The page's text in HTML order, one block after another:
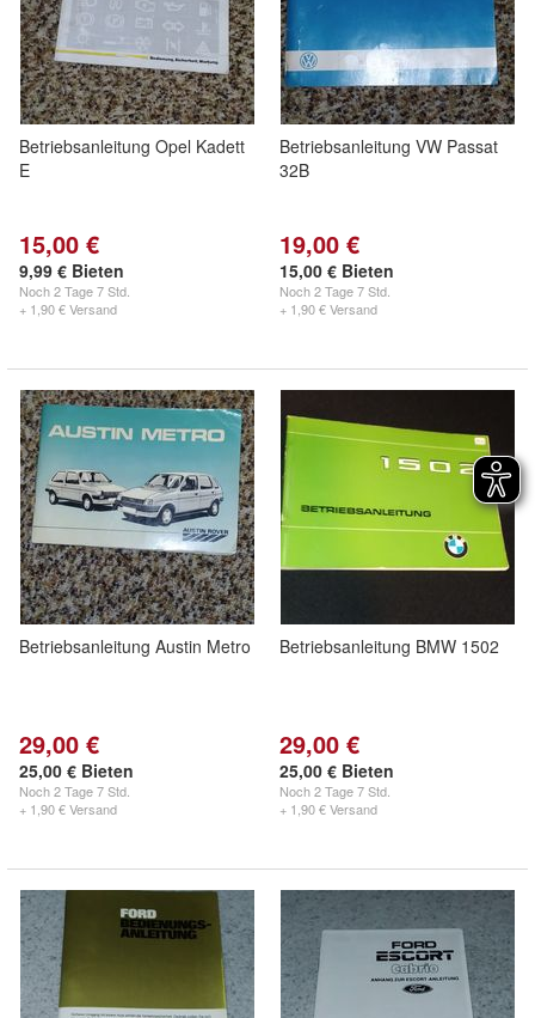
Betriebsanleitung Opel Kadett
E
15,00 €
9,99 € Bieten
Noch2 Tage 7 Std.
+ 1,90 € Versand
Betriebsanleitung VW Passat
32B
19,00 €
15,00 € Bieten
Noch2 Tage 7 Std.
+ 1,90 € Versand
Betriebsanleitung Austin Metro
29,00 €
25,00 € Bieten
Noch2 Tage 7 Std.
+ 1,90 € Versand
Betriebsanleitung BMW 1502
29,00 €
25,00 € Bieten
Noch2 Tage 7 Std.
+ 1,90 € Versand